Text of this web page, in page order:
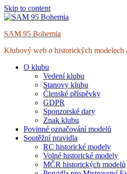
Skip to content
SAM 95 Bohemia
Klubový web o historických modelech
O klubu
Vedení klubu
Stanovy klubu
Členské příspěvky
GDPR
Sponzorské dary
Znak klubu
Povinné označování modelů
Soutěžní pravidla
RC historické modely
Volné historické modely
MČR historických modelů